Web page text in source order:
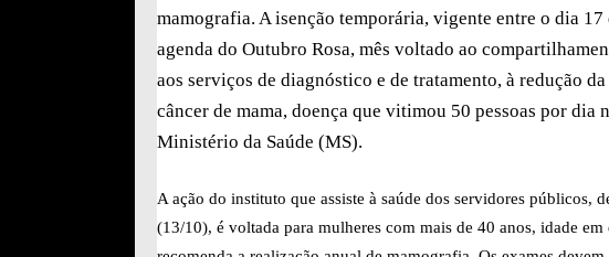
mamografia. A isenção temporária, vigente entre o dia
agenda do Outubro Rosa, mês voltado ao
aos serviços de diagnóstico e de tratamento, à redução
câncer de mama, doença que vitimou 50 pessoas por dia
Ministério da Saúde (MS).
A ação do instituto que assiste à saúde dos servidores públicos,
(13/10), é voltada para mulheres com mais de 40 anos, idade